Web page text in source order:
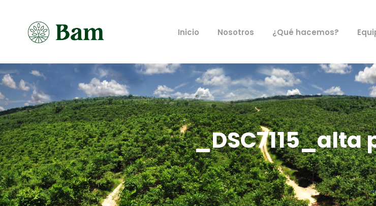
Inicio Nosotros ¿Qué hacemos?
_DSC7115_alta